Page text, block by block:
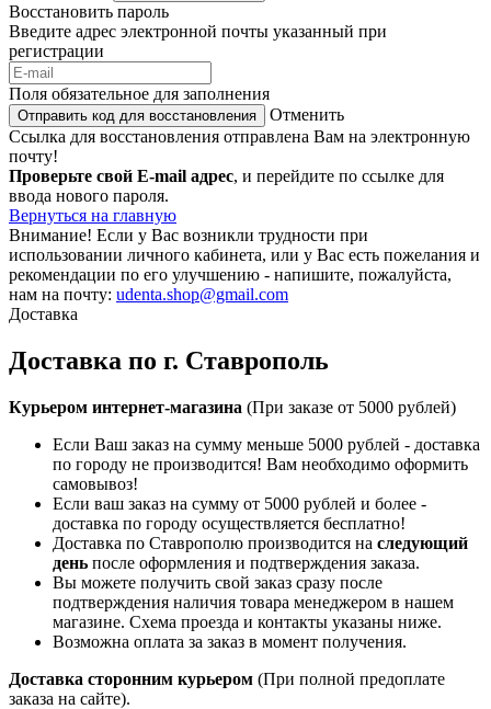
Восстановить пароль
Введите адрес электронной почты указанный при
регистрации
Поля обязательное для заполнения
Отправить код для восстановления
Отменить
Ссылка для восстановления отправлена Вам на электронную
почту!
Проверьте свой E-mail адрес, и перейдите по ссылке для
ввода нового пароля.
Вернуться на главную
Внимание! Если у Вас возникли трудности при
использовании личного кабинета, или у Вас есть пожелания и
рекомендации по его улучшению - напишите, пожалуйста,
нам на почту: udenta.shop@gmail.com
Доставка
Доставка по г. Ставрополь
Курьером интернет-магазина (При заказе от 5000 рублей)
Если Ваш заказ на сумму меньше 5000 рублей - доставка
по городу не производится! Вам необходимо оформить
самовывоз!
Если ваш заказ на сумму от 5000 рублей и более -
доставка по городу осуществляется бесплатно!
Доставка по Ставрополю производится на следующий
день после оформления и подтверждения заказа.
Вы можете получить свой заказ сразу после
подтверждения наличия товара менеджером в нашем
магазине. Схема проезда и контакты указаны ниже.
Возможна оплата за заказ в момент получения.
Доставка сторонним курьером (При полной предоплате
заказа на сайте).